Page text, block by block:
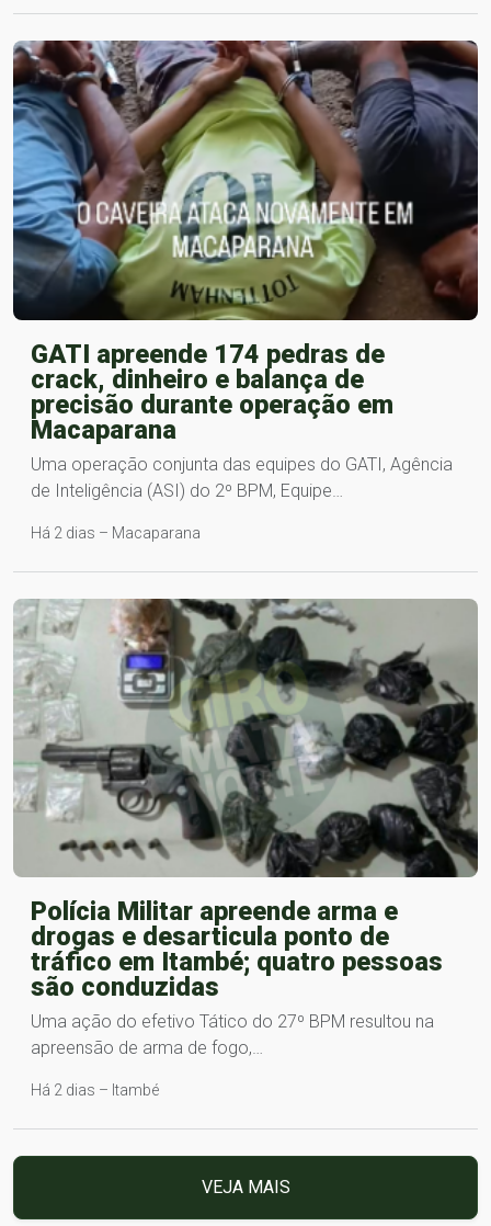
GATI apreende 174 pedras de
crack, dinheiro e balança de
precisão durante operação em
Macaparana
Uma operação conjunta das equipes do GATI, Agência
de Inteligência (ASI) do 2º BPM, Equipe…
Há 2 dias – Macaparana
Polícia Militar apreende arma e
drogas e desarticula ponto de
tráfico em Itambé; quatro pessoas
são conduzidas
Uma ação do efetivo Tático do 27º BPM resultou na
apreensão de arma de fogo,…
Há 2 dias – Itambé
VEJA MAIS